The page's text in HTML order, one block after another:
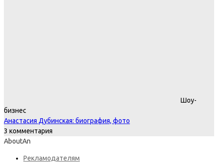
Шоу-
бизнес
Анастасия Дубинская: биография, фото
3 комментария
AboutAn
Рекламодателям